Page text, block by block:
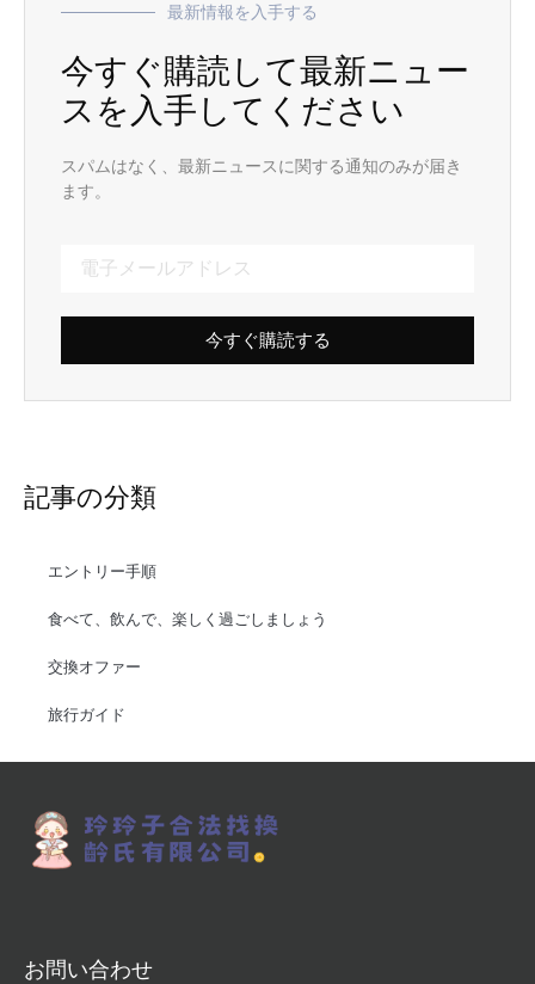
最新情報を入手する
今すぐ購読して最新ニュー
スを入手してください
スパムはなく、最新ニュースに関する通知のみが届き
ます。
今すぐ購読する
記事の分類
エントリー手順
食べて、飲んで、楽しく過ごしましょう
交換オファー
旅行ガイド
お問い合わせ